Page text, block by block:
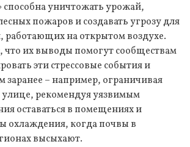
способна уничтожать урожай,
пожаров и создавать угрозу для
работающих на открытом воздухе.
что их выводы помогут сообществам
эти стрессовые события и
заранее – например, ограничивая
улице, рекомендуя уязвимым
оставаться в помещениях и
охлаждения, когда почвы в
высыхают.